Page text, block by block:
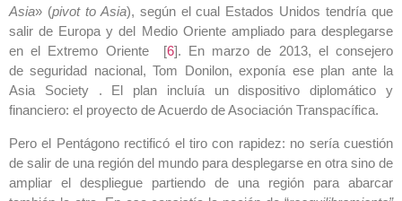
Asia» (pivot to Asia), según el cual Estados Unidos tendría que
‎salir de Europa y del Medio Oriente ampliado para desplegarse
en el Extremo Oriente ‎‎ [6]. En marzo de 2013, ‎el consejero
de seguridad nacional, Tom Donilon, exponía ese plan ante la
Asia Society . El plan incluía un dispositivo diplomático y
financiero: el ‎proyecto de Acuerdo de Asociación Transpacífica. ‎
Pero el Pentágono rectificó el tiro con rapidez: no sería cuestión
de salir de una región del ‎mundo para desplegarse en otra sino de
ampliar el despliegue partiendo de una región para ‎abarcar